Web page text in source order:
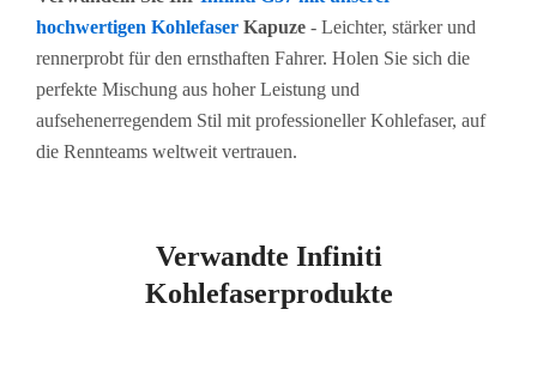
hochwertigen Kohlefaser Kapuze - Leichter, stärker und
rennerprobt für den ernsthaften Fahrer. Holen Sie sich die
perfekte Mischung aus hoher Leistung und
aufsehenerregendem Stil mit professioneller Kohlefaser, auf
die Rennteams weltweit vertrauen.
Verwandte Infiniti
Kohlefaserprodukte